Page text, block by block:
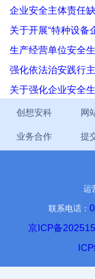
企业安全主体责任
关于开展“特种设备
生产经营单位安全
强化依法治安践行
关于强化企业安全
创想安科 网
业务合作 提
运
联系电话：
京ICP备